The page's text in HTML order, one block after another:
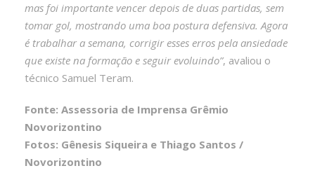
mas foi importante vencer depois de duas partidas, sem
tomar gol, mostrando uma boa postura defensiva. Agora
é trabalhar a semana, corrigir esses erros pela ansiedade
que existe na formação e seguir evoluindo”, avaliou o
técnico Samuel Teram.
Fonte: Assessoria de Imprensa Grêmio
Novorizontino
Fotos: Gênesis Siqueira e Thiago Santos /
Novorizontino